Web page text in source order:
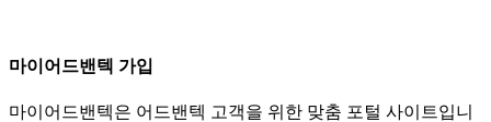
마이어드밴텍 가입
마이어드밴텍은 어드밴텍 고객을 위한 맞춤 포털 사이트입니